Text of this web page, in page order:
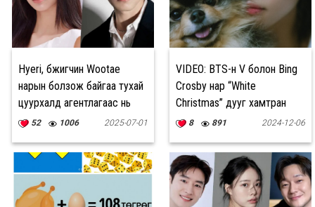
Hyeri, бүжигчин Wootae
нарын болзож байгаа тухай
цуурхалд агентлагаас нь
хариу өгчээ
52 1006 2025-07-01
VIDEO: BTS-н V болон Bing
Crosby нар “White
Christmas” дууг хамтран
дуулж, Yeontan-ы дурсгалд
8 891 2024-12-06